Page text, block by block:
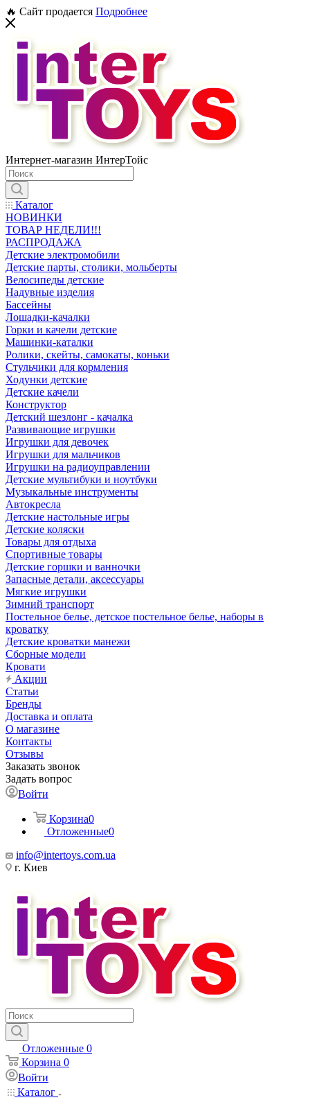
🔥 Сайт продается Подробнее
Интернет-магазин ИнтерТойс
Каталог
НОВИНКИ
ТОВАР НЕДЕЛИ!!!
РАСПРОДАЖА
Детские электромобили
Детские парты, столики, мольберты
Велосипеды детские
Надувные изделия
Бассейны
Лошадки-качалки
Горки и качели детские
Машинки-каталки
Ролики, скейты, самокаты, коньки
Стульчики для кормления
Ходунки детские
Детские качели
Конструктор
Детский шезлонг - качалка
Развивающие игрушки
Игрушки для девочек
Игрушки для мальчиков
Игрушки на радиоуправлении
Детские мультибуки и ноутбуки
Музыкальные инструменты
Автокресла
Детские настольные игры
Детские коляски
Товары для отдыха
Спортивные товары
Детские горшки и ванночки
Запасные детали, аксессуары
Мягкие игрушки
Зимний транспорт
Постельное белье, детское постельное белье, наборы в
кроватку
Детские кроватки манежи
Сборные модели
Кровати
Акции
Статьи
Бренды
Доставка и оплата
О магазине
Контакты
Отзывы
Заказать звонок
Задать вопрос
Войти
Корзина0
Отложенные0
info@intertoys.com.ua
г. Киев
Отложенные 0
Корзина 0
Войти
Каталог